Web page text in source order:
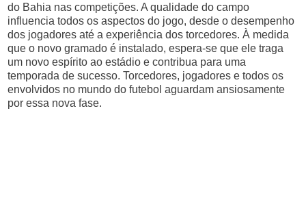
do Bahia nas competições. A qualidade do campo
influencia todos os aspectos do jogo, desde o desempenho
dos jogadores até a experiência dos torcedores. À medida
que o novo gramado é instalado, espera-se que ele traga
um novo espírito ao estádio e contribua para uma
temporada de sucesso. Torcedores, jogadores e todos os
envolvidos no mundo do futebol aguardam ansiosamente
por essa nova fase.